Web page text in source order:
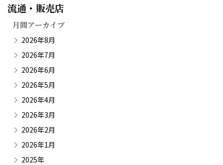
流通・販売店​
月間アーカイブ
2026年8月
2026年7月
2026年6月
2026年5月
2026年4月
2026年3月
2026年2月
2026年1月
2025年